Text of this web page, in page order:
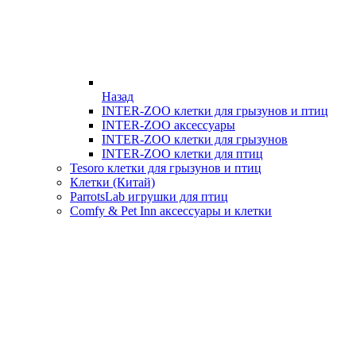
Назад
INTER-ZOO клетки для грызунов и птиц
INTER-ZOO аксессуары
INTER-ZOO клетки для грызунов
INTER-ZOO клетки для птиц
Tesoro клетки для грызунов и птиц
Клетки (Китай)
ParrotsLab игрушки для птиц
Comfy & Pet Inn аксессуары и клетки